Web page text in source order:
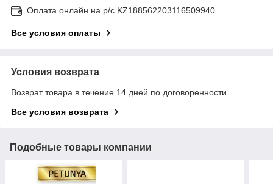
Оплата онлайн на р/с KZ188562203116509940
Все условия оплаты
Условия возврата
Возврат товара в течение 14 дней по договоренности
Все условия возврата
Подобные товары компании